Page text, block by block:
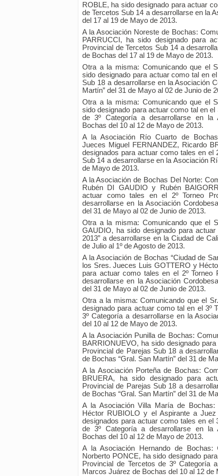
ROBLE, ha sido designado para actuar
de Tercetos Sub 14 a desarrollarse en la
del 17 al 19 de Mayo de 2013.
A la Asociación Noreste de Bochas:
PARRUCCI, ha sido designado para
Provincial de Tercetos Sub 14 a
de Bochas del 17 al 19 de Mayo de 2013.
Otra a la misma: Comunicando que el
sido designado para actuar como tal en
Sub 18 a desarrollarse en la Asociación
Martín” del 31 de Mayo al 02 de Junio de
Otra a la misma: Comunicando que el
sido designado para actuar como tal en el
de 3º Categoría a desarrollarse en la
Bochas del 10 al 12 de Mayo de 2013.
A la Asociación Río Cuarto de
Jueces Miguel FERNANDEZ, Ricardo
designados para actuar como tales en el
Sub 14 a desarrollarse en la Asociación
de Mayo de 2013.
A la Asociación de Bochas Del Norte:
Rubén DI GAUDIO y Rubén
actuar como tales en el 2º Torneo
desarrollarse en la Asociación
del 31 de Mayo al 02 de Junio de 2013.
Otra a la misma: Comunicando que el
GAUDIO, ha sido designado para
2013” a desarrollarse en la Ciudad de
de Julio al 1º de Agosto de 2013.
A la Asociación de Bochas “Ciudad de
los Sres. Jueces Luis GOTTERO y
para actuar como tales en el 2º
desarrollarse en la Asociación
del 31 de Mayo al 02 de Junio de 2013.
Otra a la misma: Comunicando que el
designado para actuar como tal en el 3º
3º Categoría a desarrollarse en la
del 10 al 12 de Mayo de 2013.
A la Asociación Punilla de Bochas:
BARRIONUEVO, ha sido designado
Provincial de Parejas Sub 18 a
de Bochas “Gral. San Martín” del 31 de
A la Asociación Porteña de Bochas:
BRUERA, ha sido designado para
Provincial de Parejas Sub 18 a
de Bochas “Gral. San Martín” del 31 de
A la Asociación Villa María de
Héctor RUBIOLO y el Aspirante a
designados para actuar como tales en el
de 3º Categoría a desarrollarse en la
Bochas del 10 al 12 de Mayo de 2013.
A la Asociación Hernando de
Norberto PONCE, ha sido designado
Provincial de Tercetos de 3º Categoría
Marcos Juárez de Bochas del 10 al 12 de